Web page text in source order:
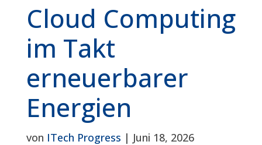
Cloud Computing
im Takt
erneuerbarer
Energien
von ITech Progress | Juni 18, 2026